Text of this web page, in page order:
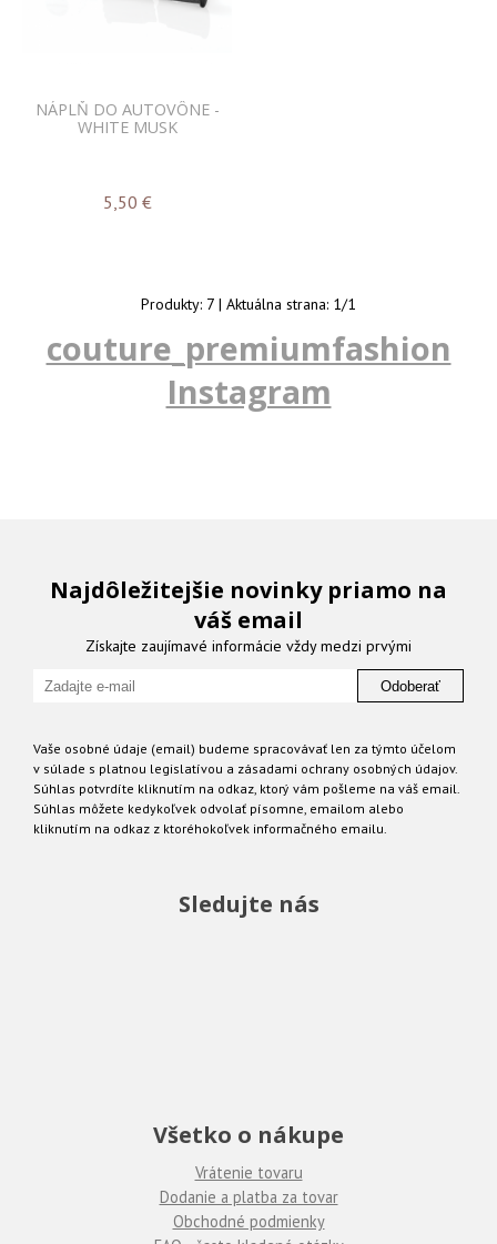
NÁPLŇ DO AUTOVÔNE -
WHITE MUSK
5,50 €
Produkty: 7 | Aktuálna strana: 1/1
couture_premiumfashion
Instagram
Najdôležitejšie novinky priamo na
váš email
Získajte zaujímavé informácie vždy medzi prvými
Odoberať
Vaše osobné údaje (email) budeme spracovávať len za týmto účelom
v súlade s platnou legislatívou a zásadami ochrany osobných údajov.
Súhlas potvrdíte kliknutím na odkaz, ktorý vám pošleme na váš email.
Súhlas môžete kedykoľvek odvolať písomne, emailom alebo
kliknutím na odkaz z ktoréhokoľvek informačného emailu.
Sledujte nás
Všetko o nákupe
Vrátenie tovaru
Dodanie a platba za tovar
Obchodné podmienky